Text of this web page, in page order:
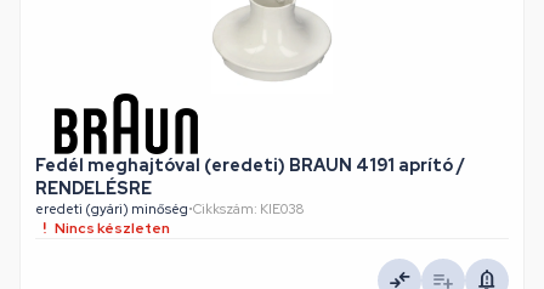
Fedél meghajtóval (eredeti) BRAUN 4191 aprító /
RENDELÉSRE
eredeti (gyári) minőség•Cikkszám: KIE038
Nincs készleten